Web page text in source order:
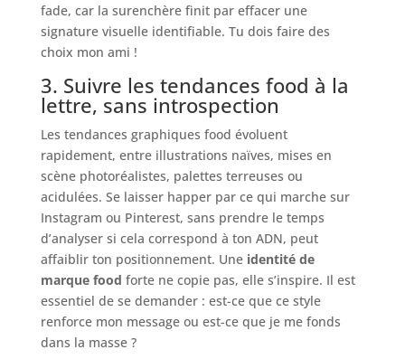
fade, car la surenchère finit par effacer une
signature visuelle identifiable. Tu dois faire des
choix mon ami !
3. Suivre les tendances food à la
lettre, sans introspection
Les tendances graphiques food évoluent
rapidement, entre illustrations naïves, mises en
scène photoréalistes, palettes terreuses ou
acidulées. Se laisser happer par ce qui marche sur
Instagram ou Pinterest, sans prendre le temps
d’analyser si cela correspond à ton ADN, peut
affaiblir ton positionnement. Une identité de
marque food forte ne copie pas, elle s’inspire. Il est
essentiel de se demander : est-ce que ce style
renforce mon message ou est-ce que je me fonds
dans la masse ?